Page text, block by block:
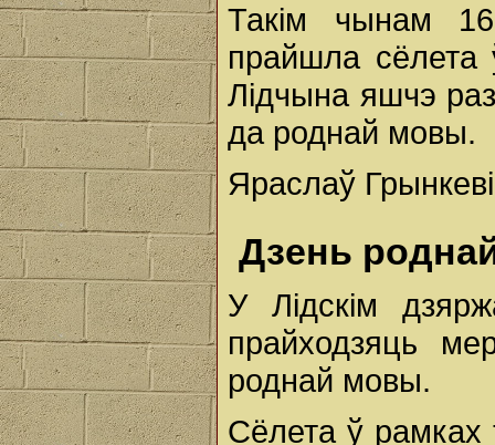
Такім чынам
прайшла сёлета
Лідчына яшчэ
да роднай мовы.
Яраслаў
Дзень
У Лідскім
прайходзяць
роднай мовы.
Сёлета ў рамках